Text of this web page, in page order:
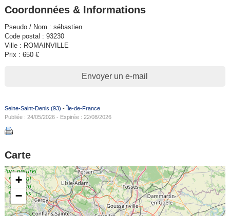
Coordonnées & Informations
Pseudo / Nom : sébastien
Code postal : 93230
Ville : ROMAINVILLE
Prix : 650 €
Envoyer un e-mail
Seine-Saint-Denis (93) - Île-de-France
Publiée : 24/05/2026 - Expirée : 22/08/2026
Carte
+
−